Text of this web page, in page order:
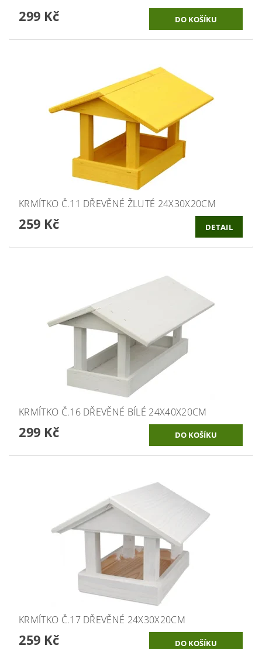
299 Kč
KRMÍTKO Č.11 DŘEVĚNÉ ŽLUTÉ 24X30X20CM
259 Kč DETAIL
KRMÍTKO Č.16 DŘEVĚNÉ BÍLÉ 24X40X20CM
299 Kč
KRMÍTKO Č.17 DŘEVĚNÉ 24X30X20CM
259 Kč